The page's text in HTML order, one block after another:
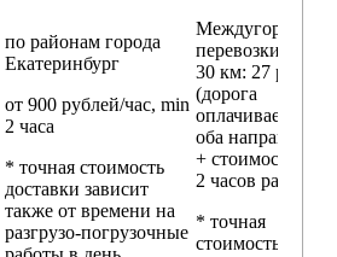
по районам города
Екатеринбург
от 900 рублей/час, min
2 часа
* точная стоимость
доставки зависит
также от времени на
разгрузо-погрузочные
Междугородние
перевозки
30 км: 27 руб./км
(дорога
оплачивается в
оба направления
+ стоимость min
2 часов работы)
* точная
стоимость